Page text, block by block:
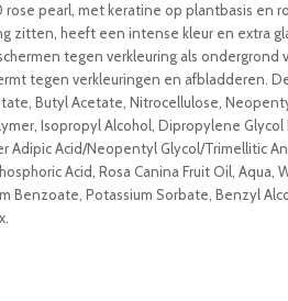
pearl, met keratine op plantbasis en
zitten, heeft een intense kleur en extra
tegen verkleuring als ondergrond
tegen verkleuringen en afbladderen.
Butyl Acetate, Nitrocellulose,
Isopropyl Alcohol, Dipropylene
Adipic Acid/Neopentyl Glycol/Trimellitic
Acid, Rosa Canina Fruit Oil, Aqua,
Benzoate, Potassium Sorbate, Benzyl